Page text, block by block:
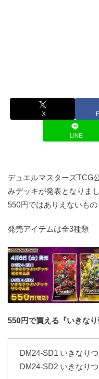
X
LINE
デュエルマスターズTCG
みデッキが発表となりまし
550円ではありえないもの
発売アイテムは全3種類
550円で買える『いきなり
DM24-SD1 いきなり
DM24-SD2 いきなり